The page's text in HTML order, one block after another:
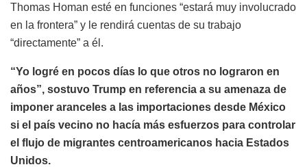
Thomas Homan esté en funciones “estará muy involucrado
en la frontera” y le rendirá cuentas de su trabajo
“directamente” a él.
“Yo logré en pocos días lo que otros no lograron en
años”, sostuvo Trump en referencia a su amenaza de
imponer aranceles a las importaciones desde México
si el país vecino no hacía más esfuerzos para controlar
el flujo de migrantes centroamericanos hacia Estados
Unidos.